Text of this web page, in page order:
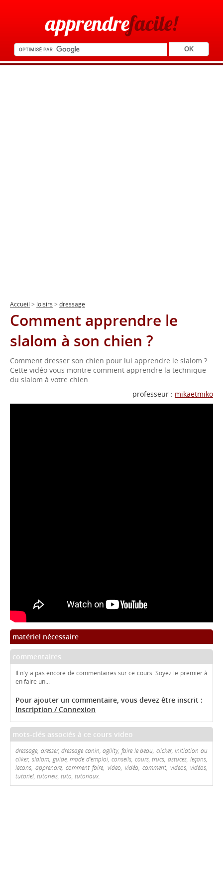
apprendrefacile!
Accueil > loisirs > dressage
Comment apprendre le
slalom à son chien ?
Comment dresser son chien pour lui apprendre le slalom ?
Cette vidéo vous montre comment apprendre la technique
du slalom à votre chien.
professeur : mikaetmiko
matériel nécessaire
commentaires
Il n'y a pas encore de commentaires sur ce cours. Soyez le premier à
en faire un...
Pour ajouter un commentaire, vous devez être inscrit :
Inscription / Connexion
mots-clés associés à ce cours video
dressage, dresser, dressage canin, agility, faire le beau, clicker, initiation au
cliker, slalom, guide, mode d'emploi, conseils, cours, trucs, astuces, leçons,
lecons, apprendre, comment faire, video, vidéo, comment, videos, vidéos,
tutoriel, tutoriels, tuto, tutoriaux.